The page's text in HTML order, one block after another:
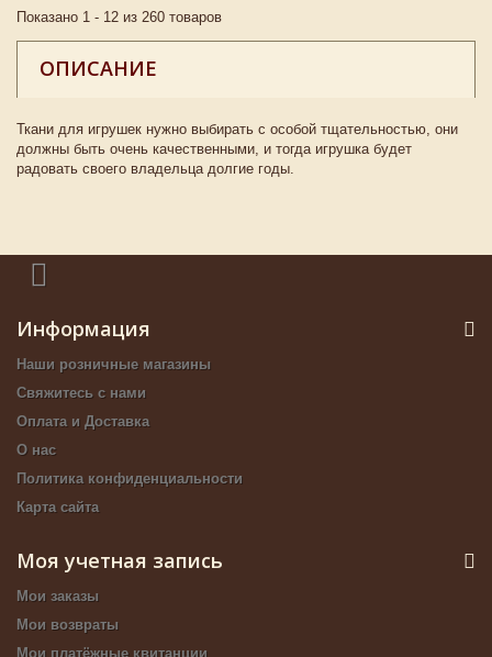
Показано 1 - 12 из 260 товаров
ОПИСАНИЕ
Ткани для игрушек нужно выбирать с особой тщательностью, они
должны быть очень качественными, и тогда игрушка будет
радовать своего владельца долгие годы.
Информация
Наши розничные магазины
Свяжитесь с нами
Оплата и Доставка
О нас
Политика конфиденциальности
Карта сайта
Моя учетная запись
Мои заказы
Мои возвраты
Мои платёжные квитанции